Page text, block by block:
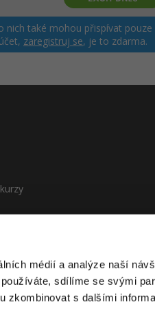
médií a analýze naší
sdílíme se svými
zkombinovat s dalšími
také mohou přispívat
zaregistruj se, je to zdarma.